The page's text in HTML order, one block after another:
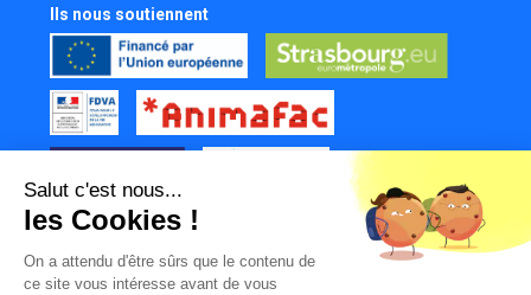
Ils nous soutiennent
Tous nos partenaires
Mur des contributeurs
Salut c'est nous...
les Cookies !
On a attendu d'être sûrs que le contenu de
ce site vous intéresse avant de vous